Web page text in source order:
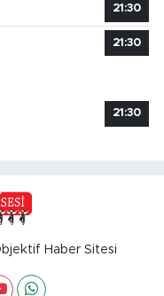
21:30
21:30
21:30
Haber Sitesi